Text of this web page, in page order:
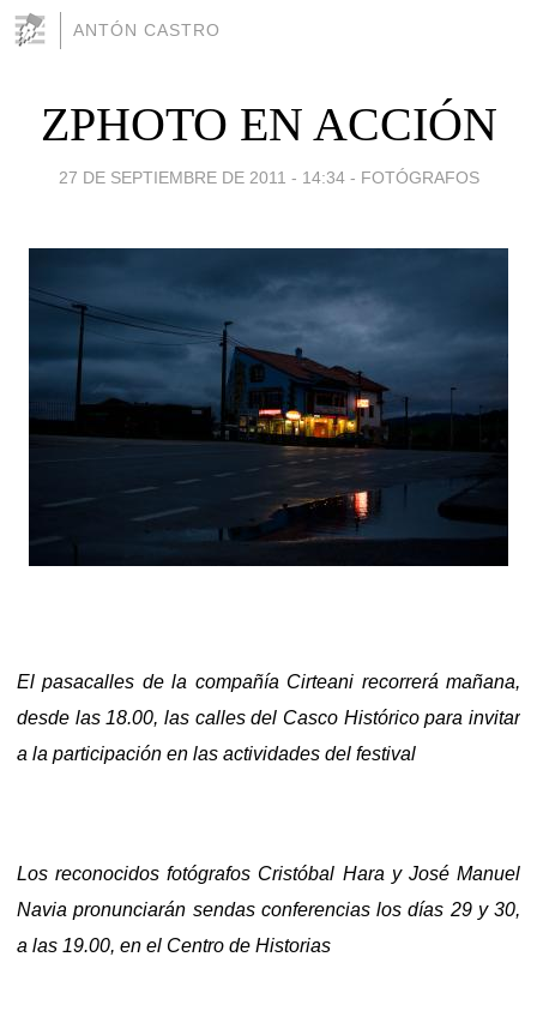
ANTÓN CASTRO
ZPHOTO EN ACCIÓN
27 DE SEPTIEMBRE DE 2011 - 14:34 - FOTÓGRAFOS
El pasacalles de la compañía Cirteani recorrerá mañana,
desde las 18.00, las calles del Casco Histórico para invitar
a la participación en las actividades del festival
Los reconocidos fotógrafos Cristóbal Hara y José Manuel
Navia pronunciarán sendas conferencias los días 29 y 30,
a las 19.00, en el Centro de Historias